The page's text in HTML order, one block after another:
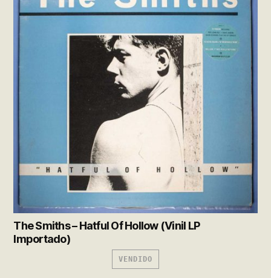
The Smiths – Hatful Of Hollow (Vinil LP
Importado)
VENDIDO